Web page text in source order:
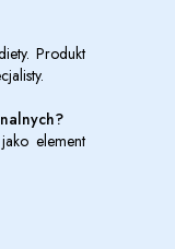
Produkt
element